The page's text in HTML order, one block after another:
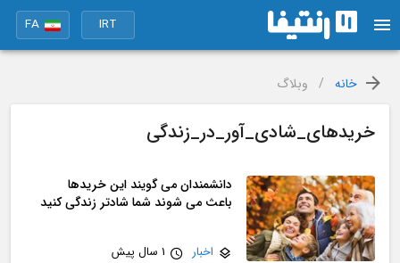
IRT
FA
خانه / وبلاگ
خریدهای_شادی_آور_در_زندگی
دانشمندان می گویند این خریدها
باعث می شوند شما شادتر زندگی کنید
اخبار 1 سال پیش